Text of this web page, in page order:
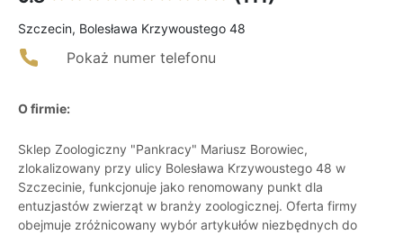
Szczecin, Bolesława Krzywoustego 48
Pokaż numer telefonu
O firmie:
Sklep Zoologiczny "Pankracy" Mariusz Borowiec,
zlokalizowany przy ulicy Bolesława Krzywoustego 48 w
Szczecinie, funkcjonuje jako renomowany punkt dla
entuzjastów zwierząt w branży zoologicznej. Oferta firmy
obejmuje zróżnicowany wybór artykułów niezbędnych do